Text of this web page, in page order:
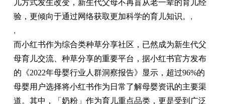
儿方式发生改变，新生代父母不再盲从老一辈的育儿经
验，更倾向于通过网络获取更加科学的育儿知识。 ,
,
而小红书作为综合类种草分享社区，已然成为新生代父
母育儿交流、种草分享的重要平台，据小红书官方发布
的《2022年母婴行业人群洞察报告》显示，超过96%的
母婴用户选择将小红书作为日常了解母婴资讯的主要渠
道。其中，「奶粉」作为育儿重点品类，更是受到广泛